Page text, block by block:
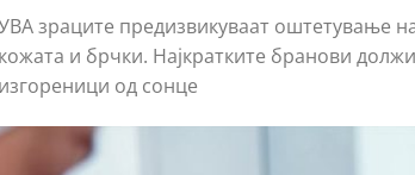
зраците предизвикуваат оштетување
и брчки. Најкратките бранови
од сонце